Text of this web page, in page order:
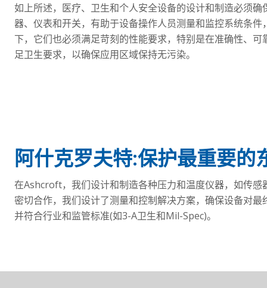
如上所述，医疗、卫生和个人安全设备的设计和制造必须
器、仪表和开关，有助于设备操作人员测量和监控系统条
下，它们也必须满足苛刻的性能要求，特别是在准确性、
足卫生要求，以确保应用区域保持无污染。
阿什克罗夫特:保护最重要的
在Ashcroft，我们设计和制造各种压力和温度仪器，如传
密切合作，我们设计了测量和控制解决方案，确保设备对
并符合行业和监管标准(如3-A卫生和Mil-Spec)。